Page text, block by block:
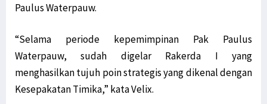
Paulus Waterpauw.
“Selama periode kepemimpinan Pak Paulus
Waterpauw, sudah digelar Rakerda I yang
menghasilkan tujuh poin strategis yang dikenal dengan
Kesepakatan Timika,” kata Velix.